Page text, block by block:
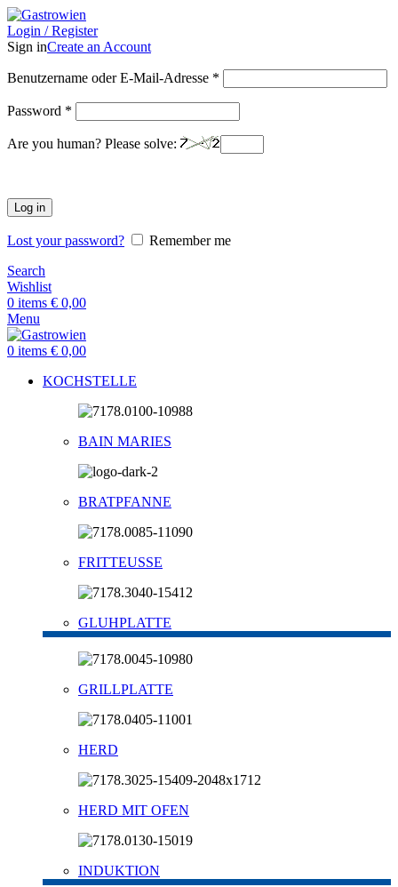
Login / Register
Sign inCreate an Account
Benutzername oder E-Mail-Adresse *
Password *
Are you human? Please solve:
Log in
Lost your password?
Remember me
Search
Wishlist
0 items € 0,00
Menu
0 items € 0,00
KOCHSTELLE
BAIN MARIES
BRATPFANNE
FRITTEUSSE
GLUHPLATTE
GRILLPLATTE
HERD
HERD MIT OFEN
INDUKTION